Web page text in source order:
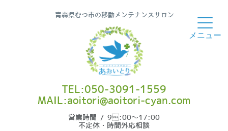
青森県むつ市の移動メンテナンスサロン
TEL:050-3091-1559
MAIL:aoitori@aoitori-cyan.com
営業時間 / 9:00〜17:00
不定休・時間外応相談